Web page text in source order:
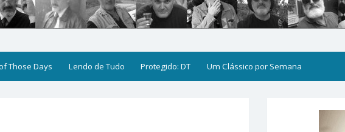
Those Days Lendo de Tudo Protegido: DT Um Clássico por Semana